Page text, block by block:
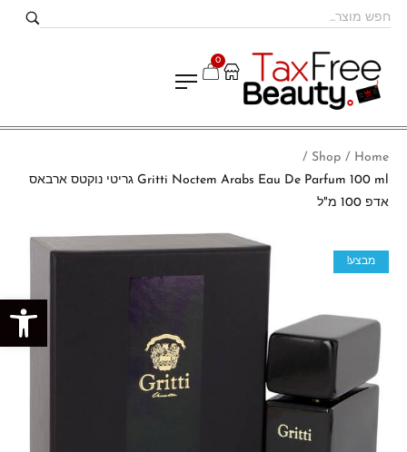
פתח סרגל נגישות
0
Home
/
Shop
/
Gritti Noctem Arabs Eau De Parfum 100 ml גריטי נוקטס ארבאס
אדפ 100 מ"ל
מבצע!